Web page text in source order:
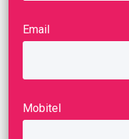
Email
Mobitel